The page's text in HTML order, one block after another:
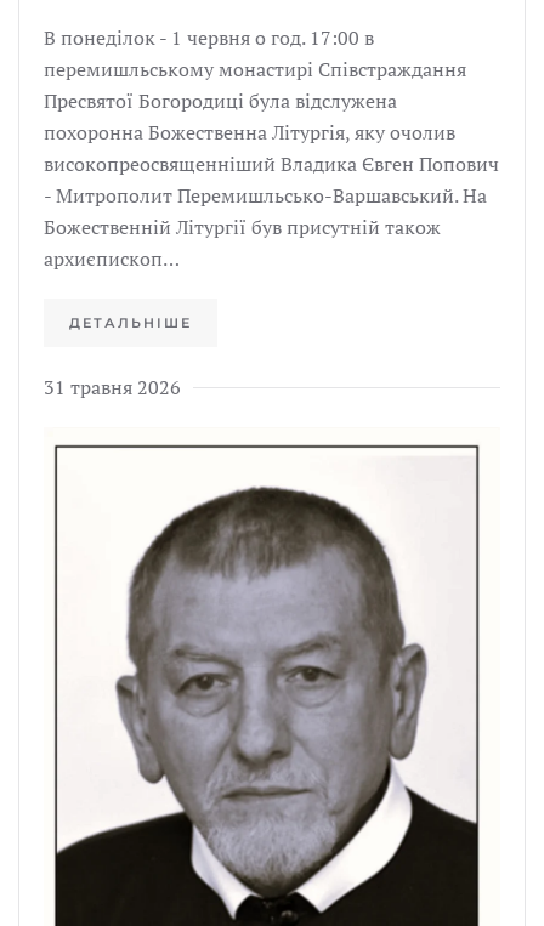
В понеділок - 1 червня о год. 17:00 в
перемишльському монастирі Співстраждання
Пресвятої Богородиці була відслужена
похоронна Божественна Літургія, яку очолив
високопреосвященніший Владика Євген Попович
- Митрополит Перемишльсько-Варшавський. На
Божественній Літургії був присутній також
архиєпископ…
ДЕТАЛЬНІШЕ
31 травня 2026